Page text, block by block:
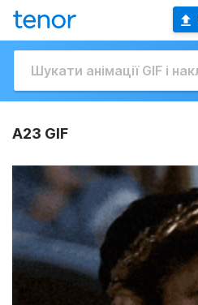
A23 GIF